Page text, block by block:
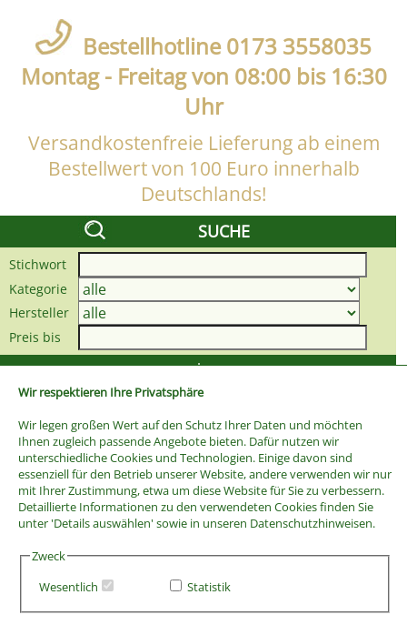
Wir respektieren Ihre Privatsphäre
Wir legen großen Wert auf den Schutz Ihrer Daten und möchten
Ihnen zugleich passende Angebote bieten. Dafür nutzen wir
unterschiedliche Cookies und Technologien. Einige davon sind
essenziell für den Betrieb unserer Website, andere verwenden wir nur
mit Ihrer Zustimmung, etwa um diese Website für Sie zu verbessern.
Detaillierte Informationen zu den verwendeten Cookies finden Sie
unter 'Details auswählen' sowie in unseren Datenschutzhinweisen.
Zweck
Wesentlich
Statistik
Bestellhotline 0173 3558035
Montag - Freitag von 08:00 bis 16:30
Uhr
Versandkostenfreie Lieferung ab einem
Bestellwert von 100 Euro innerhalb
Deutschlands!
SUCHE
Stichwort
Kategorie
Hersteller
Preis bis
AGB